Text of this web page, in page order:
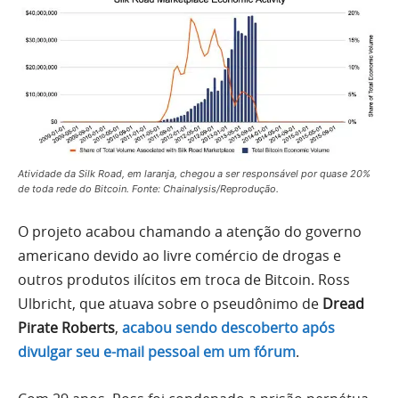
Atividade da Silk Road, em laranja, chegou a ser responsável por quase 20%
de toda rede do Bitcoin. Fonte: Chainalysis/Reprodução.
O projeto acabou chamando a atenção do governo
americano devido ao livre comércio de drogas e
outros produtos ilícitos em troca de Bitcoin. Ross
Ulbricht, que atuava sobre o pseudônimo de Dread
Pirate Roberts, acabou sendo descoberto após
divulgar seu e-mail pessoal em um fórum.